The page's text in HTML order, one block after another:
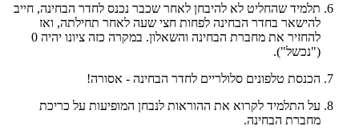
תלמיד שהחליט לא להיבחן לאחר שכבר נכנס לחדר הבחינה, חייב
להישאר בחדר הבחינה לפחות חצי שעה לאחר תחילתה, ואז
להחזיר את מחברת הבחינה והשאלון. במקרה כזה ציונו יהיה 0
("נכשל").
הכנסת טלפונים סלולריים לחדר הבחינה - אסורה!
על התלמיד לקרוא את ההוראות לנבחן המופיעות על כריכת
מחברת הבחינה.